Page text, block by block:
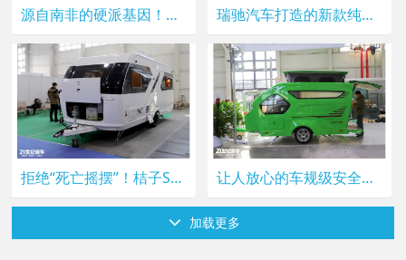
源自南非的硬派基因！坦途康客UEV590，越野实力经得住考验 瑞驰汽车打造的新款纯电宿营车，以其独特魅力为露营爱好者带来全新选择
拒绝“死亡摇摆”！桔子S600把安全焊在车轮上，新手也能放心冲 让人放心的车规级安全品质——礼度Aquila360拖挂房车
加载更多